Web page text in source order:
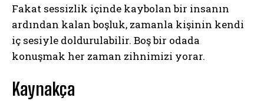
Fakat sessizlik içinde kaybolan bir insanın
ardından kalan boşluk, zamanla kişinin kendi
iç sesiyle doldurulabilir. Boş bir odada
konuşmak her zaman zihnimizi yorar.
Kaynakça